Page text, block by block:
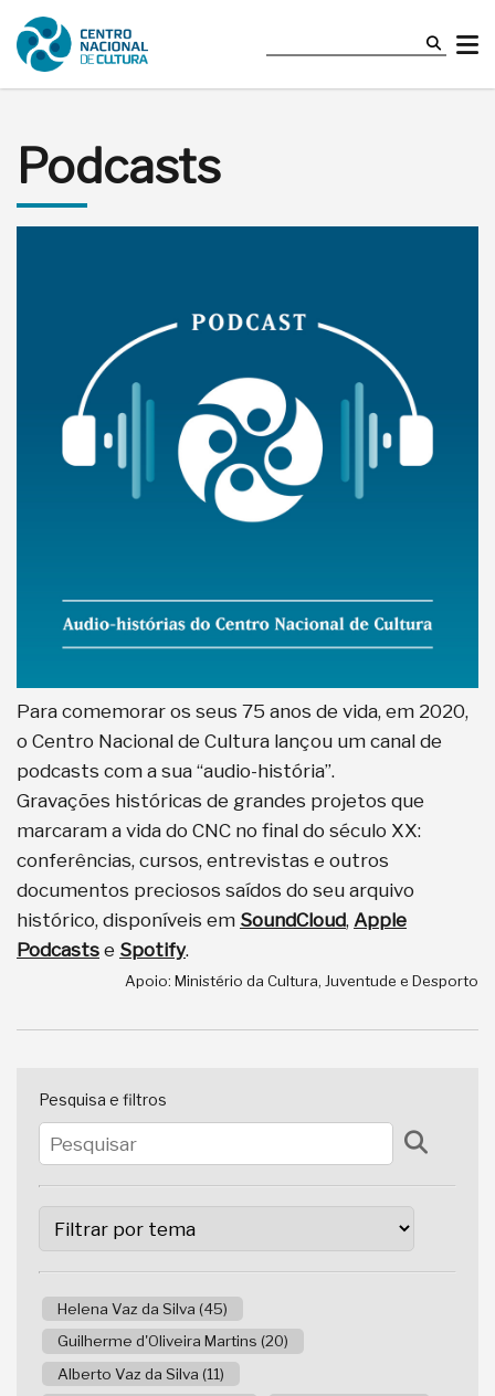
Podcasts
Para comemorar os seus 75 anos de vida, em 2020,
o Centro Nacional de Cultura lançou um canal de
podcasts com a sua “audio-história”.
Gravações históricas de grandes projetos que
marcaram a vida do CNC no final do século XX:
conferências, cursos, entrevistas e outros
documentos preciosos saídos do seu arquivo
histórico, disponíveis em SoundCloud, Apple
Podcasts e Spotify.
Apoio: Ministério da Cultura, Juventude e Desporto
Pesquisa e filtros
Helena Vaz da Silva (45)
Guilherme d'Oliveira Martins (20)
Alberto Vaz da Silva (11)